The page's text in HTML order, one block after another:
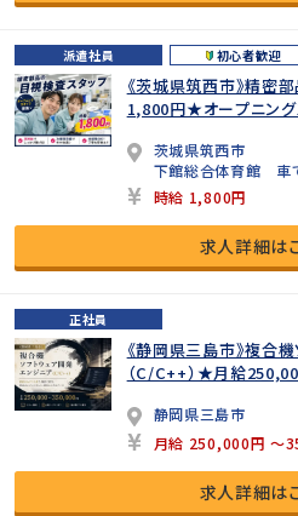
派遣社員 初心者歓迎
《茨城県筑西市》精密
1,800円★オープニング
茨城県筑西市
下館総合体育館 車
時給 1,800円
求人詳細は
正社員
《静岡県三島市》複合
（C/C++）★月給
静岡県三島市
月給 250,000円 ～
求人詳細は